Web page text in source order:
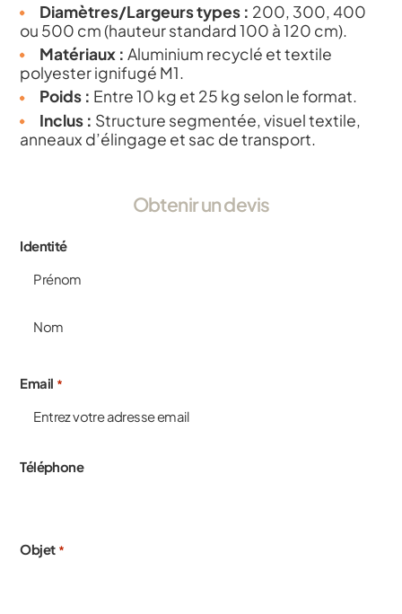
Diamètres/Largeurs types : 200, 300, 400
ou 500 cm (hauteur standard 100 à 120 cm).
Matériaux : Aluminium recyclé et textile
polyester ignifugé M1.
Poids : Entre 10 kg et 25 kg selon le format.
Inclus : Structure segmentée, visuel textile,
anneaux d’élingage et sac de transport.
Obtenir un devis
Identité
Email *
Téléphone
Objet *